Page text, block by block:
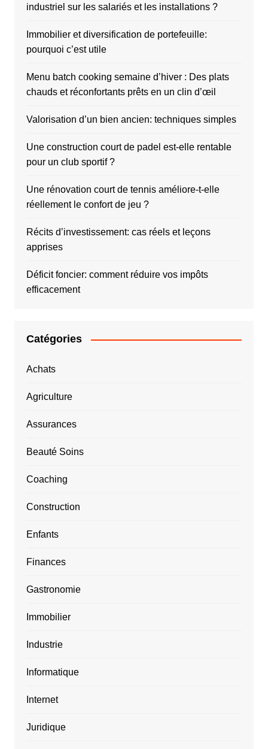
industriel sur les salariés et les installations ?
Immobilier et diversification de portefeuille:
pourquoi c’est utile
Menu batch cooking semaine d’hiver : Des plats
chauds et réconfortants prêts en un clin d’œil
Valorisation d’un bien ancien: techniques simples
Une construction court de padel est-elle rentable
pour un club sportif ?
Une rénovation court de tennis améliore-t-elle
réellement le confort de jeu ?
Récits d’investissement: cas réels et leçons
apprises
Déficit foncier: comment réduire vos impôts
efficacement
Catégories
Achats
Agriculture
Assurances
Beauté Soins
Coaching
Construction
Enfants
Finances
Gastronomie
Immobilier
Industrie
Informatique
Internet
Juridique